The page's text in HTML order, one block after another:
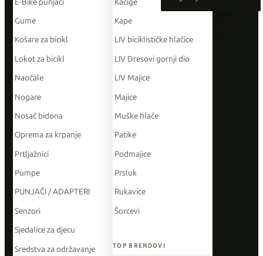
Gume
Košare za bicikl
Lokot za bicikl
Naočale
Nogare
Nosač bidona
Oprema za krpanje
Prtljažnici
Pumpe
PUNJAČI / ADAPTERI
Senzori
Sjedalice za djecu
Sredstva za održavanje
Kape
LIV biciklističke hlačice
LIV Dresovi gornji dio
LIV Majice
Majice
Muške hlače
Patike
Podmajice
Prsluk
Rukavice
Šorcevi
TOP BRENDOVI